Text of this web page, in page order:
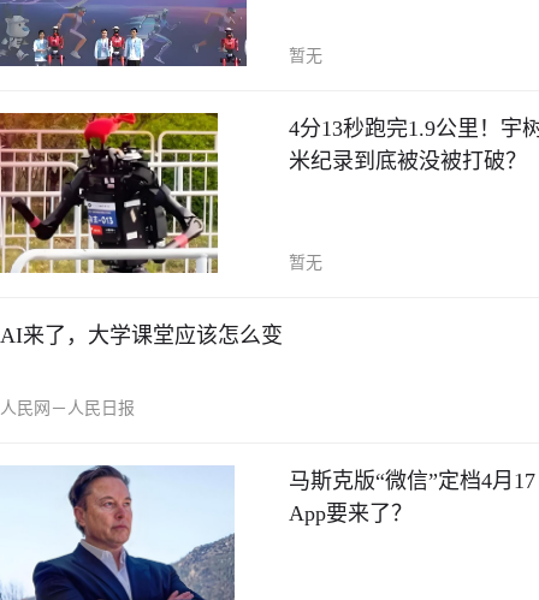
暂无
4分13秒跑完1.9公里！宇
米纪录到底被没被打破？
暂无
AI来了，大学课堂应该怎么变
人民网－人民日报
马斯克版“微信”定档4月
App要来了？